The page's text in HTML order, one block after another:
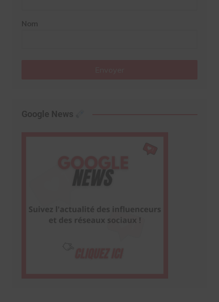
Nom
Google News